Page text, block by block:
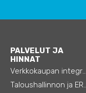
PALVELUT JA
HINNAT
Verkkokaupan integraatiot